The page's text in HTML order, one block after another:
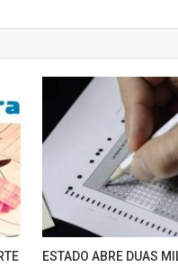
ESTADO ABRE DUAS